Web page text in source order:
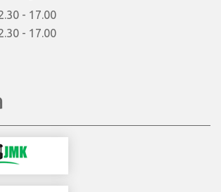
- 17.00
- 17.00